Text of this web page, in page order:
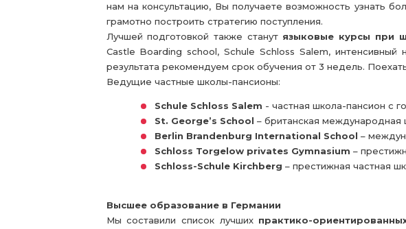
нам на консультацию, Вы получаете возможность узнать
грамотно построить стратегию поступления.
Лучшей подготовкой также станут языковые курсы при
Castle Boarding school, Schule Schloss Salem,
результата рекомендуем срок обучения от 3 недель.
Ведущие частные школы-пансионы:
Schule Schloss Salem - частная школа-пансион с
St. George’s School – британская
Berlin Brandenburg International School –
Schloss Torgelow privates Gymnasium –
Schloss-Schule Kirchberg – престижная частная
Высшее образование в Германии
Мы составили список лучших практико-